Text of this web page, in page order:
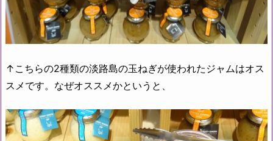
↑こちらの2種類の淡路島の玉ねぎが使われたジャムはオス
スメです。なぜオススメかというと、